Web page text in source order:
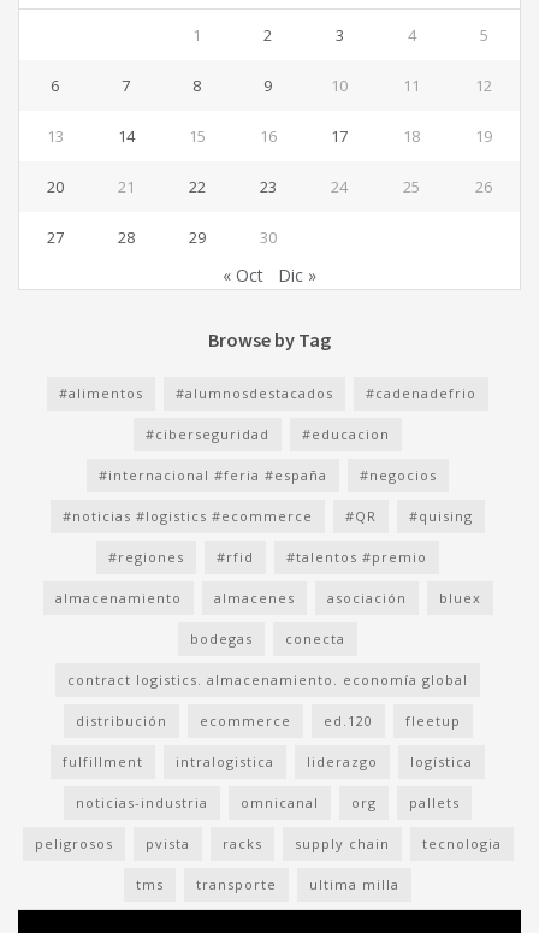
1 2 3 4 5
6 7 8 9 10 11 12
13 14 15 16 17 18 19
20 21 22 23 24 25 26
27 28 29 30
« Oct Dic »
Browse by Tag
#alimentos #alumnosdestacados #cadenadefrio
#ciberseguridad #educacion
#internacional #feria #españa #negocios
#noticias #logistics #ecommerce #QR #quising
#regiones #rfid #talentos #premio
almacenamiento almacenes asociación bluex
bodegas conecta
contract logistics. almacenamiento. economía global
distribución ecommerce ed.120 fleetup
fulfillment intralogistica liderazgo logística
noticias-industria omnicanal org pallets
peligrosos pvista racks supply chain tecnologia
tms transporte ultima milla